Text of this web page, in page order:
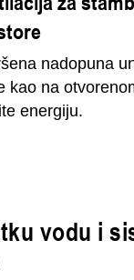
nadopuna
kao na
energiju.
vodu i